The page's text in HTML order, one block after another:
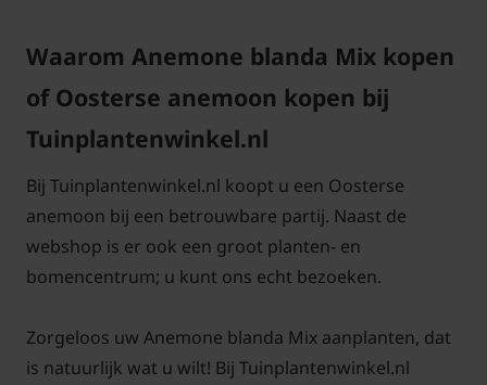
Waarom Anemone blanda Mix kopen
of Oosterse anemoon kopen bij
Tuinplantenwinkel.nl
Bij Tuinplantenwinkel.nl koopt u een Oosterse
anemoon bij een betrouwbare partij. Naast de
webshop is er ook een groot planten- en
bomencentrum; u kunt ons echt bezoeken.
Zorgeloos uw Anemone blanda Mix aanplanten, dat
is natuurlijk wat u wilt! Bij Tuinplantenwinkel.nl